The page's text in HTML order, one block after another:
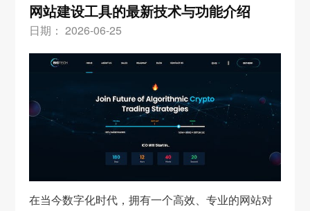
网站建设工具的最新技术与功能介绍
日期： 2026-06-25
在当今数字化时代，拥有一个高效、专业的网站对